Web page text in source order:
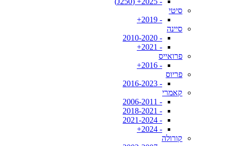
סיטי
- 2019+
סיינה
- 2010-2020
- 2021+
פרואייס
- 2016+
פריוס
- 2016-2023
קאמרי
- 2006-2011
- 2018-2021
- 2021-2024
- 2024+
קורולה